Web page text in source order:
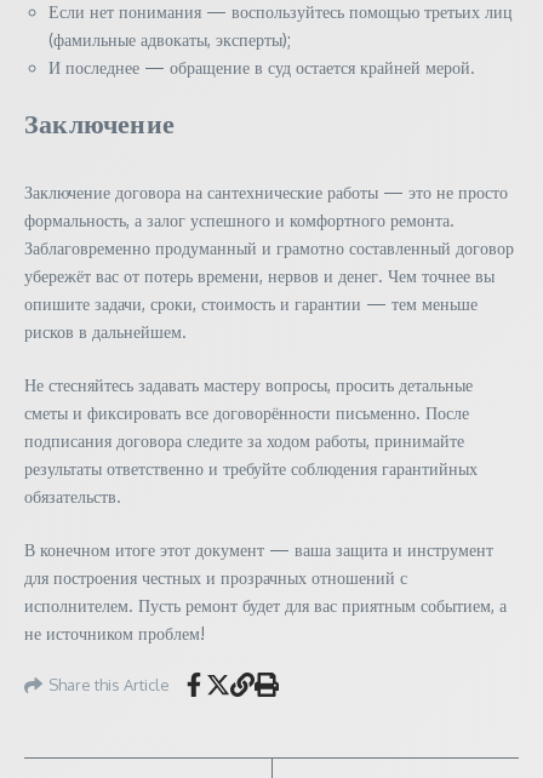
Если нет понимания — воспользуйтесь помощью третьих лиц
(фамильные адвокаты, эксперты);
И последнее — обращение в суд остается крайней мерой.
Заключение
Заключение договора на сантехнические работы — это не просто
формальность, а залог успешного и комфортного ремонта.
Заблаговременно продуманный и грамотно составленный договор
убережёт вас от потерь времени, нервов и денег. Чем точнее вы
опишите задачи, сроки, стоимость и гарантии — тем меньше
рисков в дальнейшем.
Не стесняйтесь задавать мастеру вопросы, просить детальные
сметы и фиксировать все договорённости письменно. После
подписания договора следите за ходом работы, принимайте
результаты ответственно и требуйте соблюдения гарантийных
обязательств.
В конечном итоге этот документ — ваша защита и инструмент
для построения честных и прозрачных отношений с
исполнителем. Пусть ремонт будет для вас приятным событием, а
не источником проблем!
Share this Article